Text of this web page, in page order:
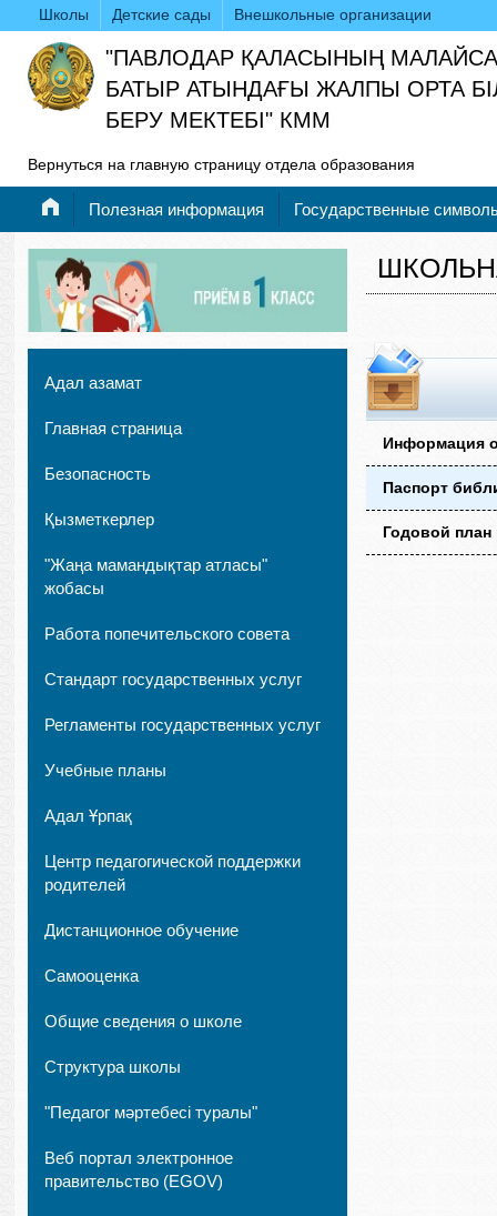
Школы Детские сады Внешкольные организации
"ПАВЛОДАР ҚАЛАСЫНЫҢ
БАТЫР АТЫНДАҒЫ ЖАЛПЫ ОРТА
БЕРУ МЕКТЕБІ" КММ
Вернуться на главную страницу отдела образования
Полезная информация Государственные
Адал азамат
Главная страница
Безопасность
Қызметкерлер
"Жаңа мамандықтар атласы"
жобасы
Работа попечительского совета
Стандарт государственных услуг
Регламенты государственных услуг
Учебные планы
Адал Ұрпақ
Центр педагогической поддержки
родителей
Дистанционное обучение
Самооценка
Общие сведения о школе
Структура школы
"Педагог мәртебесі туралы"
Веб портал электронное
правительство (EGOV)
Информация
Паспорт
Годовой